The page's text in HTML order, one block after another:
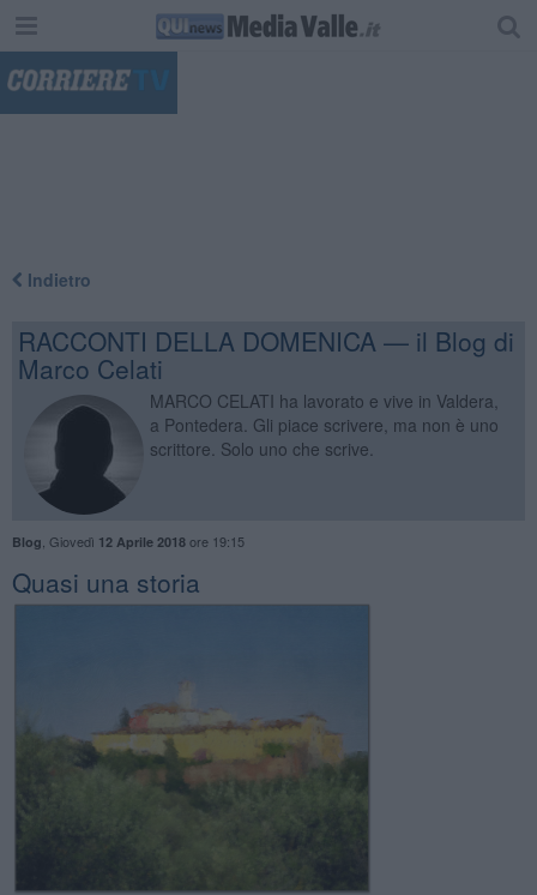
Indietro
RACCONTI DELLA DOMENICA — il Blog di
Marco Celati
MARCO CELATI ha lavorato e vive in Valdera,
a Pontedera. Gli piace scrivere, ma non è uno
scrittore. Solo uno che scrive.
Blog Giovedì 12 Aprile 2018ore 19:15
Quasi una storia